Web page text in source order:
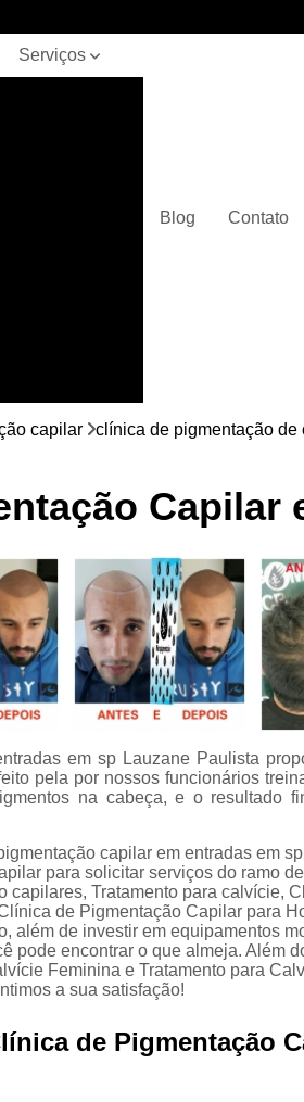
Serviços
Preenchimento
capilar
Tratamento para
calvície
Blog Contato
capilar clínica de pigmentação de
Capilar
em sp Lauzane Paulista
pela por nossos funcionários
na cabeça, e o resultado
capilar em entradas em
para solicitar serviços do ramo
capilares, Tratamento para calvície,
de Pigmentação Capilar para
além de investir em equipamentos
pode encontrar o que almeja. Além
Feminina e Tratamento para
a sua satisfação!
de Pigmentação